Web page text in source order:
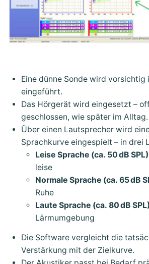
Eine dünne Sonde wird vorsichtig
eingeführt.
Das Hörgerät wird eingesetzt –
geschlossen, wie später im Alltag.
Über einen Lautsprecher wird
Sprachkurve eingespielt – in drei
Leise Sprache (ca. 50 dB SPL)
leise
Normale Sprache (ca. 65 dB
Ruhe
Laute Sprache (ca. 80 dB SPL)
Lärmumgebung
Die Software vergleicht die
Verstärkung mit der Zielkurve.